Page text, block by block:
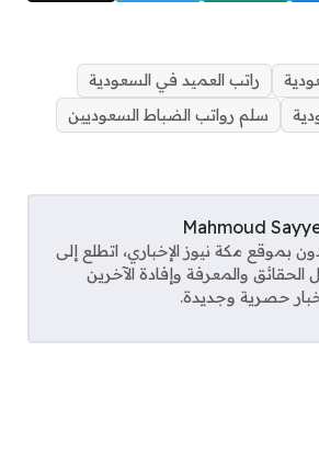
راتب العميد في السعودية
سلم رواتب الضباط السعوديين
Mahmoud
بموقع مكة نيوز الإخباري، اتطلع إلى
الحقائق والمعرفة وإفادة الآخرين
حصرية وجديدة.